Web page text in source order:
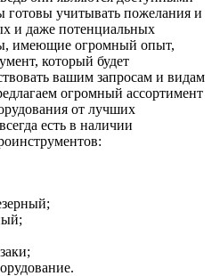
готовы учитывать пожелания и
и даже потенциальных
имеющие огромный опыт,
который будет
вашим запросам и видам
огромный ассортимент
от лучших
есть в наличии